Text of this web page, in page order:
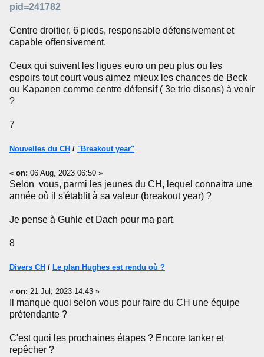
pid=241782
Centre droitier, 6 pieds, responsable défensivement et
capable offensivement.
Ceux qui suivent les ligues euro un peu plus ou les
espoirs tout court vous aimez mieux les chances de Beck
ou Kapanen comme centre défensif ( 3e trio disons) à venir
?
7
Nouvelles du CH / "Breakout year"
« on: 06 Aug, 2023 06:50 »
Selon vous, parmi les jeunes du CH, lequel connaitra une
année où il s'établit à sa valeur (breakout year) ?
Je pense à Guhle et Dach pour ma part.
8
Divers CH / Le plan Hughes est rendu où ?
« on: 21 Jul, 2023 14:43 »
Il manque quoi selon vous pour faire du CH une équipe
prétendante ?
C'est quoi les prochaines étapes ? Encore tanker et
repêcher ?